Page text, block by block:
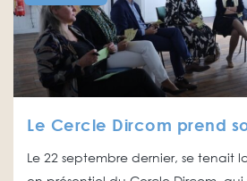
Le Cercle Dircom prend
Le 22 septembre dernier, se tenait